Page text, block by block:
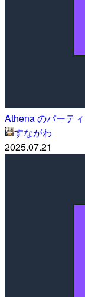
Athena のパーテ
すながわ
2025.07.21